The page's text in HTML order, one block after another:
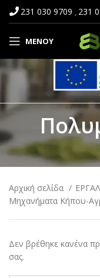
231 030 9709 , 231
ΜΕΝΟΎ
Αρχική σελίδα
Μηχανήματα Κήπου-
Δεν βρέθηκε κανένα
σας.